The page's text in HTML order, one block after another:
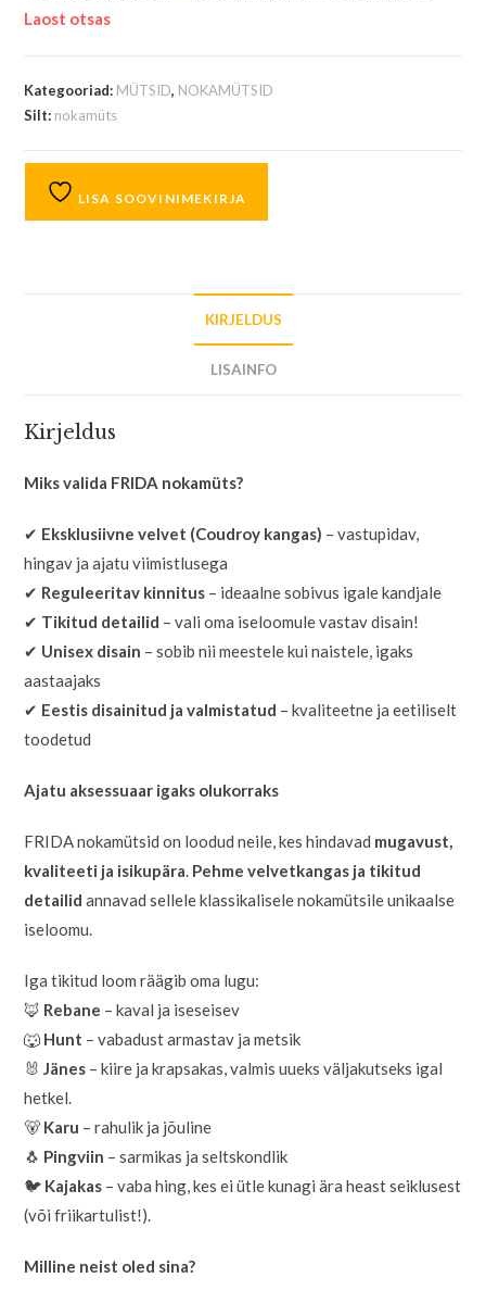
Laost otsas
Kategooriad: MÜTSID, NOKAMÜTSID
Silt: nokamüts
LISA SOOVINIMEKIRJA
KIRJELDUS
LISAINFO
Kirjeldus
Miks valida FRIDA nokamüts?
✔ Eksklusiivne velvet (Coudroy kangas) – vastupidav,
hingav ja ajatu viimistlusega
✔ Reguleeritav kinnitus – ideaalne sobivus igale kandjale
✔ Tikitud detailid – vali oma iseloomule vastav disain!
✔ Unisex disain – sobib nii meestele kui naistele, igaks
aastaajaks
✔ Eestis disainitud ja valmistatud – kvaliteetne ja eetiliselt
toodetud
Ajatu aksessuaar igaks olukorraks
FRIDA nokamütsid on loodud neile, kes hindavad mugavust,
kvaliteeti ja isikupära. Pehme velvetkangas ja tikitud
detailid annavad sellele klassikalisele nokamütsile unikaalse
iseloomu.
Iga tikitud loom räägib oma lugu:
🦊 Rebane – kaval ja iseseisev
🐺 Hunt – vabadust armastav ja metsik
🐰Jänes – kiire ja krapsakas, valmis uueks väljakutseks igal
hetkel.
🐻 Karu – rahulik ja jõuline
🐧 Pingviin – sarmikas ja seltskondlik
🐦 Kajakas – vaba hing, kes ei ütle kunagi ära heast seiklusest
(või friikartulist!).
Milline neist oled sina?